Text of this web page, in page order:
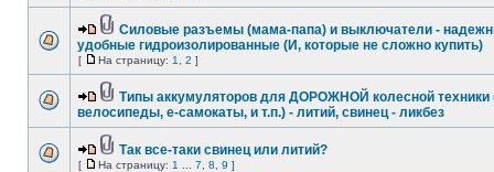
Силовые разъемы (мама-папа) и выключатели -
удобные гидроизолированные (И, которые не сложно купить)
[ На страницу: 1 2 ]
Типы аккумуляторов для ДОРОЖНОЙ колесной техники
велосипеды, е-самокаты, и т.п.) - литий, свинец - ликбез
Так все-таки свинец или литий?
[ На страницу: 1 7 8 9 ]